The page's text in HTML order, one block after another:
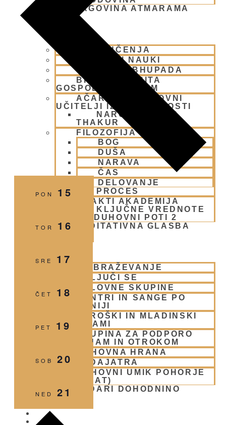
TRGOVINA ATMARAMA
BHAKTI JOGA
NAŠA UČENJA
BISTVENI NAUKI
ŠRILA PRABHUPADA
BHAGAVAD GITA
GOSPODOVA PESEM
AČARJE IN DUHOVNI
UČITELJI IZ PRETEKLOSTI
NAROTTAM DAS
THAKUR
FILOZOFIJA
BOG
DUŠA
NARAVA
ČAS
DELOVANJE
PROCES
BHAKTI AKADEMIJA
KLJUČNE VREDNOTE
NA DUHOVNI POTI 2
MEDITATIVNA GLASBA
IZOBRAŽEVANJE
VKLJUČI SE
DELOVNE SKUPINE
CENTRI IN SANGE PO
SLOVENIJI
OTROŠKI IN MLADINSKI
PROGRAMI
SKUPINA ZA PODPORO
DRUŽINAM IN OTROKOM
DUHOVNA HRANA
PADAJATRA
DUHOVNI UMIK POHORJE
(RETREAT)
PODARI DOHODNINO
DONIRAJ
VAŠA VPRAŠANJA
PIŠI NAM
PON 15
TOR 16
SRE 17
ČET 18
PET 19
SOB20
NED21
Naslednji
teden